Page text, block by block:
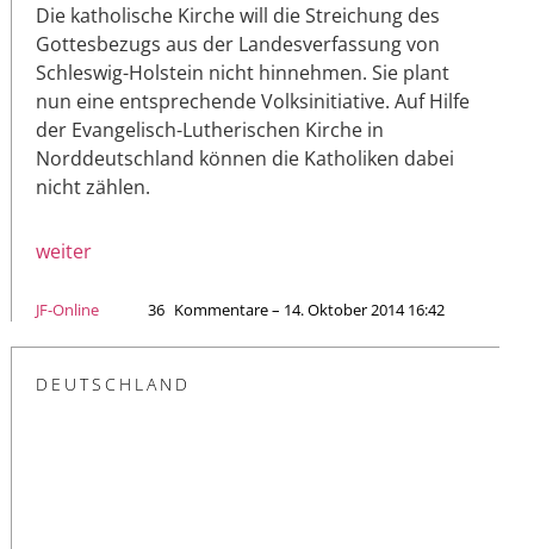
Die katholische Kirche will die Streichung des
Gottesbezugs aus der Landesverfassung von
Schleswig-Holstein nicht hinnehmen. Sie plant
nun eine entsprechende Volksinitiative. Auf Hilfe
der Evangelisch-Lutherischen Kirche in
Norddeutschland können die Katholiken dabei
nicht zählen.
weiter
JF-Online 36 Kommentare – 14. Oktober 2014 16:42
DEUTSCHLAND